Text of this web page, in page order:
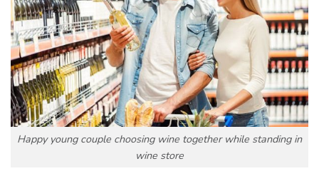
Happy young couple choosing wine together while standing in
wine store